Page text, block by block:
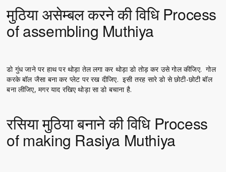
मुठिया असेम्बल करने की विधि Process
of assembling Muthiya
डो गुंध जाने पर हाथ पर थोड़ा तेल लगा कर थोड़ा डो तोड़ कर उसे गोल कीजिए. गोल
करके बॉल जैसा बना कर प्लेट पर रख दीजिए. इसी तरह सारे डो से छोटी-छोटी बॉल
बना लीजिए, मगर याद रखिए थोड़ा सा डो बचाना है.
रसिया मुठिया बनाने की विधि Process
of making Rasiya Muthiya